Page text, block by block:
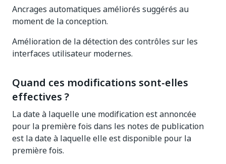
Ancrages automatiques améliorés suggérés au
moment de la conception.
Amélioration de la détection des contrôles sur les
interfaces utilisateur modernes.
Quand ces modifications sont-elles
effectives ?
La date à laquelle une modification est annoncée
pour la première fois dans les notes de publication
est la date à laquelle elle est disponible pour la
première fois.